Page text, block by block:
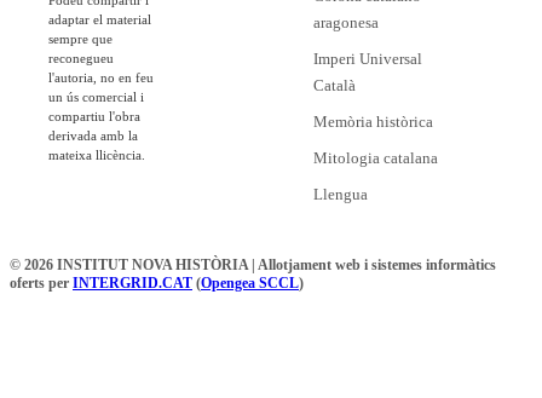
adaptar el material
sempre que
reconegueu
l'autoria, no en feu
un ús comercial i
compartiu l'obra
derivada amb la
mateixa llicència.
aragonesa
Imperi Universal
Català
Memòria històrica
Mitologia catalana
Llengua
© 2026 INSTITUT NOVA HISTÒRIA | Allotjament web i sistemes informàtics
oferts per INTERGRID.CAT (Opengea SCCL)